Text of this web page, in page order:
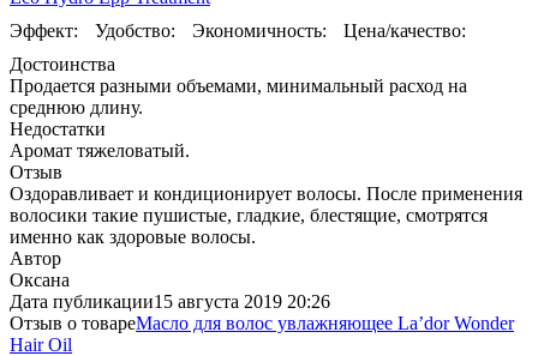
Эффект:
Удобство: Экономичность:
Цена/качество:
Достоинства
Продается разными объемами, минимальный расход на
среднюю длину.
Недостатки
Аромат тяжеловатый.
Отзыв
Оздоравливает и кондиционирует волосы. После применения
волосики такие пушистые, гладкие, блестящие, смотрятся
именно как здоровые волосы.
Автор
Оксана
Дата публикации15 августа 2019 20:26
Отзыв о товареМасло для волос увлажняющее La’dor Wonder
Hair Oil